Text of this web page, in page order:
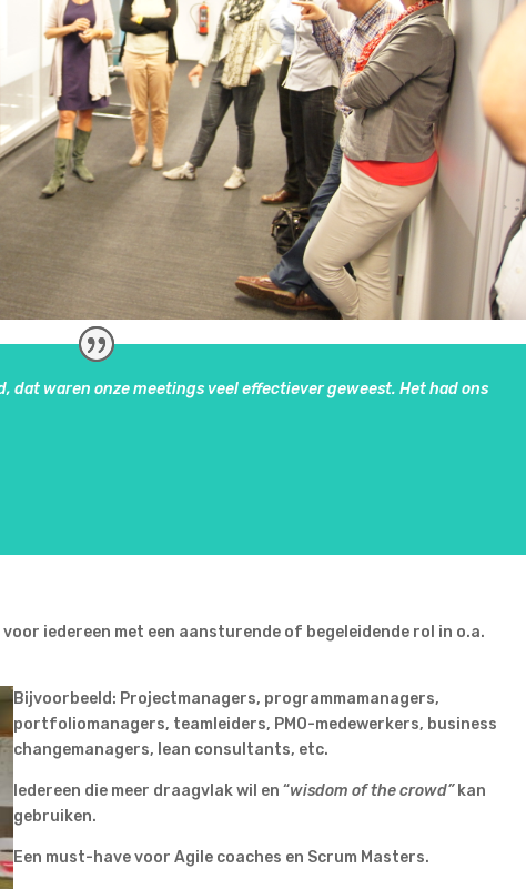
dat waren onze meetings veel effectiever geweest. Het had ons
iedereen met een aansturende of begeleidende rol in o.a.
Bijvoorbeeld: Projectmanagers, programmamanagers,
portfoliomanagers, teamleiders, PMO-medewerkers, business
changemanagers, lean consultants, etc.
Iedereen die meer draagvlak wil en “wisdom of the crowd”kan
gebruiken.
Een must-have voor Agile coaches en Scrum Masters.